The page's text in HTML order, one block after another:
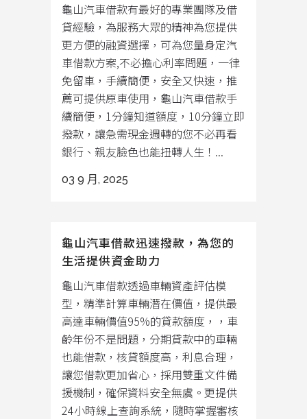
龜山汽車借款有最好的專業團隊及借
貸經驗，為服務大眾的精神為您提供
更方便的融資選擇，可為您量身定汽
車借款方案,不必擔心利率問題，一律
免留車，手續簡便，安全又快速，推
薦可提供原車使用，龜山汽車借款手
續簡便，1分鐘知道額度，10分鐘立即
撥款，讓急需現金週轉的您不必再看
銀行、親友臉色也能扭轉人生！...
03 9 月, 2025
龜山汽車借款迅速撥款，為您的
生活提供資金助力
龜山汽車借款透過車輛資產評估模
型，精準計算車輛潛在價值，提供最
高達車輛價值95%的貸款額度，，車
齡年份不是問題，分期貸款中的車輛
也能借款，核貸額度高，利息合理，
讓您借款更加省心，採用雙重文件備
援機制，確保資料安全無虞。更提供
24小時線上查詢系統，隨時掌握審核